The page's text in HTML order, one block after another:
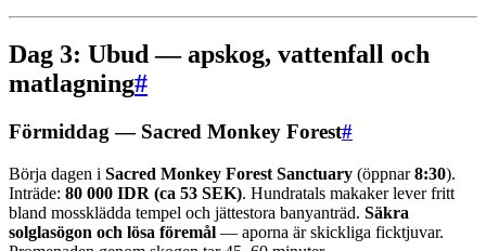
Dag 3: Ubud — apskog, vattenfall och
matlagning#
Förmiddag — Sacred Monkey Forest#
Börja dagen i Sacred Monkey Forest Sanctuary (öppnar8:30).
Inträde: 80 000 IDR (ca 53 SEK). Hundratals makaker lever fritt
bland mossklädda tempel och jättestora banyanträd. Säkra
solglasögon och lösa föremål — aporna är skickliga ficktjuvar.